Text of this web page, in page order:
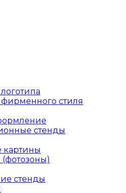
фирменного стиля
стенды
стенды